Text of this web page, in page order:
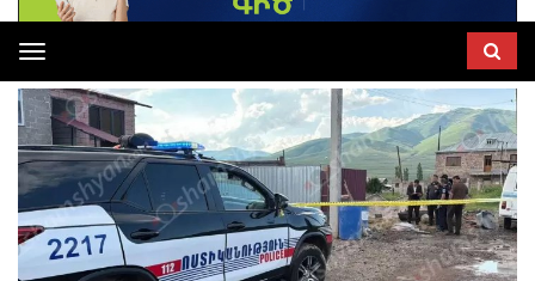
Toggle
navigation